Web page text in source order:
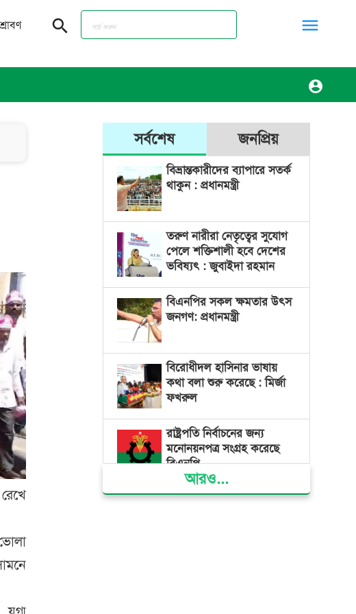
search menu
account_circle
সর্বশেষ জনপ্রিয়
বিভ্রান্তকারীদের ব্যাপারে সতর্ক
থাকুন : প্রধানমন্ত্রী
তরুণ নারীরা নেতৃত্বের সুযোগ
পেলে শক্তিশালী হবে দেশের
ভবিষ্যৎ : জুবাইদা রহমান
বিএনপির সকল ক্ষমতার উৎস
জনগণ: প্রধানমন্ত্রী
বিরোধীদল হাসিনার ভাষায়
কথা বলা শুরু করেছে : মির্জা
ফখরুল
রাষ্ট্রপতি নির্বাচনের জন্য
মনোনয়নপত্র সংগ্রহ করেছে
বিএনপি
আমদানি নির্ভরতা ভেঙে নিজস্ব
আরও...